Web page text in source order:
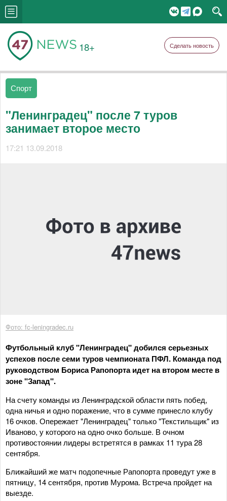
18+ Сделать новость
Спорт
"Ленинградец" после 7 туров
занимает второе место
17:21 13.09.2018
Фото: fc-leningradec.ru
Футбольный клуб "Ленинградец" добился серьезных
успехов после семи туров чемпионата ПФЛ. Команда под
руководством Бориса Рапопорта идет на втором месте в
зоне "Запад".
На счету команды из Ленинградской области пять побед,
одна ничья и одно поражение, что в сумме принесло клубу
16 очков. Опережает "Ленинградец" только "Текстильщик" из
Иваново, у которого на одно очко больше. В очном
противостоянии лидеры встретятся в рамках 11 тура 28
сентября.
Ближайший же матч подопечные Рапопорта проведут уже в
пятницу, 14 сентября, против Мурома. Встреча пройдет на
выезде.